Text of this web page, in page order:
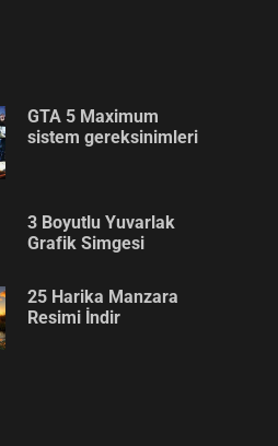
GTA 5 Maximum
sistem gereksinimleri
3 Boyutlu Yuvarlak
Grafik Simgesi
25 Harika Manzara
Resimi İndir